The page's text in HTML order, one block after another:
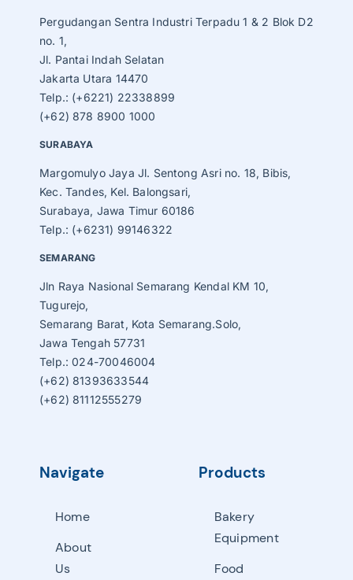
Navigate
Home
About
Us
Products
Bakery
Equipment
Food
Pergudangan Sentra Industri Terpadu 1 & 2 Blok D2
no. 1,
Jl. Pantai Indah Selatan
Jakarta Utara 14470
Telp.: (+6221) 22338899
(+62) 878 8900 1000
SURABAYA
Margomulyo Jaya Jl. Sentong Asri no. 18, Bibis,
Kec. Tandes, Kel. Balongsari,
Surabaya, Jawa Timur 60186
Telp.: (+6231) 99146322
SEMARANG
Jln Raya Nasional Semarang Kendal KM 10,
Tugurejo,
Semarang Barat, Kota Semarang.Solo,
Jawa Tengah 57731
Telp.: 024-70046004
(+62) 81393633544
(+62) 81112555279